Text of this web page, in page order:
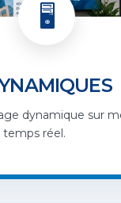
🖥️
dynamique sur
réel.